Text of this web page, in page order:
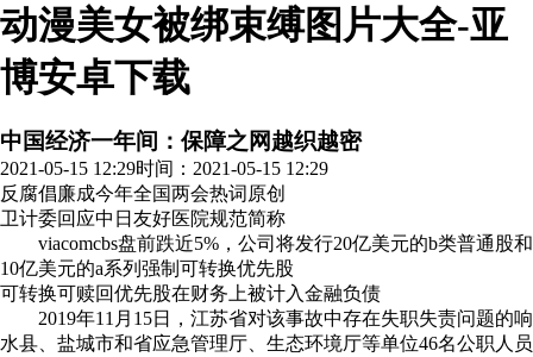
动漫美女被绑束缚图片大全-亚
博安卓下载
中国经济一年间：保障之网越织越密
2021-05-15 12:29时间：2021-05-15 12:29
反腐倡廉成今年全国两会热词 原创
卫计委回应中日友好医院规范简称
viacomcbs盘前跌近5%，公司将发行20亿美元的b类普通股和
10亿美元的a系列强制可转换优先股
可转换可赎回优先股在财务上被计入金融负债
2019年11月15日，江苏省对该事故中存在失职失责问题的响
水县、盐城市和省应急管理厅、生态环境厅等单位46名公职人员